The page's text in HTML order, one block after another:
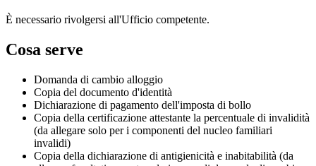
È necessario rivolgersi all'Ufficio competente.
Cosa serve
Domanda di cambio alloggio
Copia del documento d'identità
Dichiarazione di pagamento dell'imposta di bollo
Copia della certificazione attestante la percentuale di invalidità
(da allegare solo per i componenti del nucleo familiari
invalidi)
Copia della dichiarazione di antigienicità e inabitabilità (da